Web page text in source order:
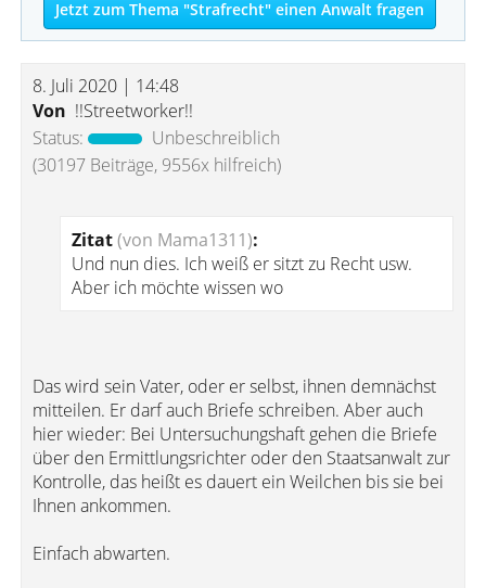
Jetzt zum Thema "Strafrecht" einen Anwalt fragen
8. Juli 2020 | 14:48
Von !!Streetworker!!
Status:
Unbeschreiblich
(30197 Beiträge, 9556x hilfreich)
Zitat(von Mama1311):
Und nun dies. Ich weiß er sitzt zu Recht usw.
Aber ich möchte wissen wo
Das wird sein Vater, oder er selbst, ihnen demnächst
mitteilen. Er darf auch Briefe schreiben. Aber auch
hier wieder: Bei Untersuchungshaft gehen die Briefe
über den Ermittlungsrichter oder den Staatsanwalt zur
Kontrolle, das heißt es dauert ein Weilchen bis sie bei
Ihnen ankommen.
Einfach abwarten.